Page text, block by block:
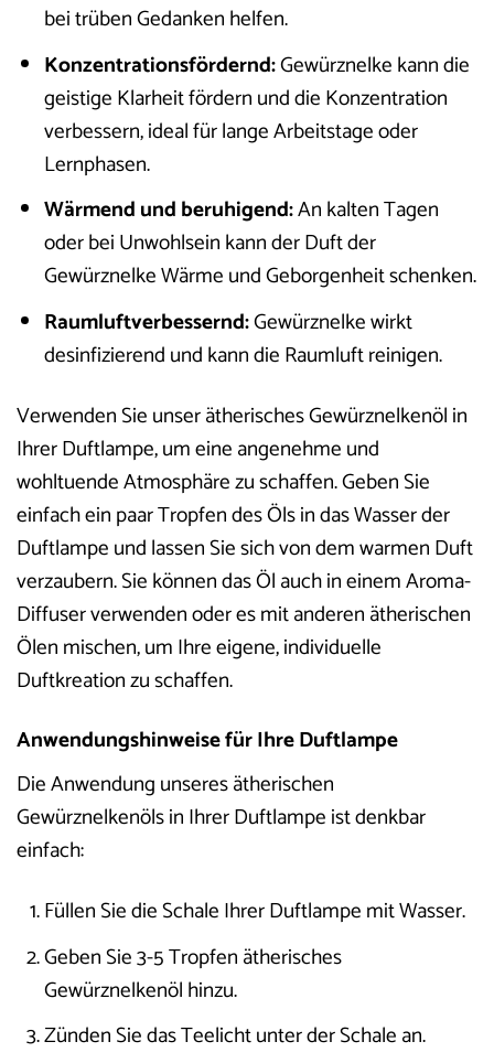
bei trüben Gedanken helfen.
Konzentrationsfördernd:Gewürznelke kann die
geistige Klarheit fördern und die Konzentration
verbessern, ideal für lange Arbeitstage oder
Lernphasen.
Wärmend und beruhigend:An kalten Tagen
oder bei Unwohlsein kann der Duft der
Gewürznelke Wärme und Geborgenheit schenken.
Raumluftverbessernd:Gewürznelke wirkt
desinfizierend und kann die Raumluft reinigen.
Verwenden Sie unser ätherisches Gewürznelkenöl in
Ihrer Duftlampe, um eine angenehme und
wohltuende Atmosphäre zu schaffen. Geben Sie
einfach ein paar Tropfen des Öls in das Wasser der
Duftlampe und lassen Sie sich von dem warmen Duft
verzaubern. Sie können das Öl auch in einem Aroma-
Diffuser verwenden oder es mit anderen ätherischen
Ölen mischen, um Ihre eigene, individuelle
Duftkreation zu schaffen.
Anwendungshinweise für Ihre Duftlampe
Die Anwendung unseres ätherischen
Gewürznelkenöls in Ihrer Duftlampe ist denkbar
einfach:
Füllen Sie die Schale Ihrer Duftlampe mit Wasser.
Geben Sie 3-5 Tropfen ätherisches
Gewürznelkenöl hinzu.
Zünden Sie das Teelicht unter der Schale an.